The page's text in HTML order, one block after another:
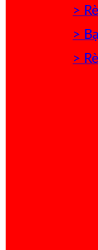
>
>
>